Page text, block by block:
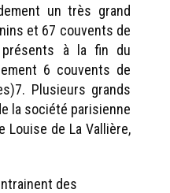
un très grand
et 67 couvents de
présents à la fin du
6 couvents de
Plusieurs grands
la société parisienne
Louise de La Vallière,
des